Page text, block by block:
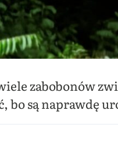
zabobonów
są naprawdę